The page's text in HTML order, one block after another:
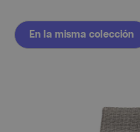
En la misma colección